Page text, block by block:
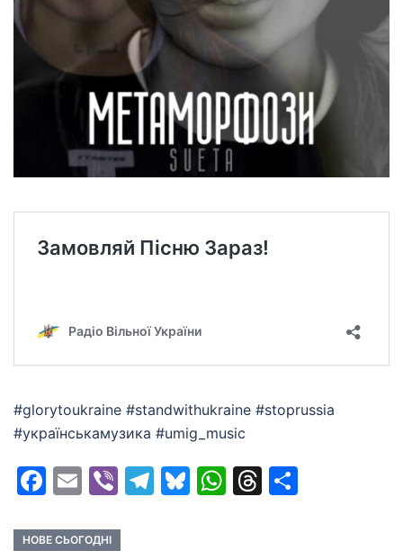
#glorytoukraine #standwithukraine #stoprussia
#українськамузика #umig_music
Facebook
EmailViberTelegram
Bluesky
WhatsApp
Threads
НОВЕ СЬОГОДНІ